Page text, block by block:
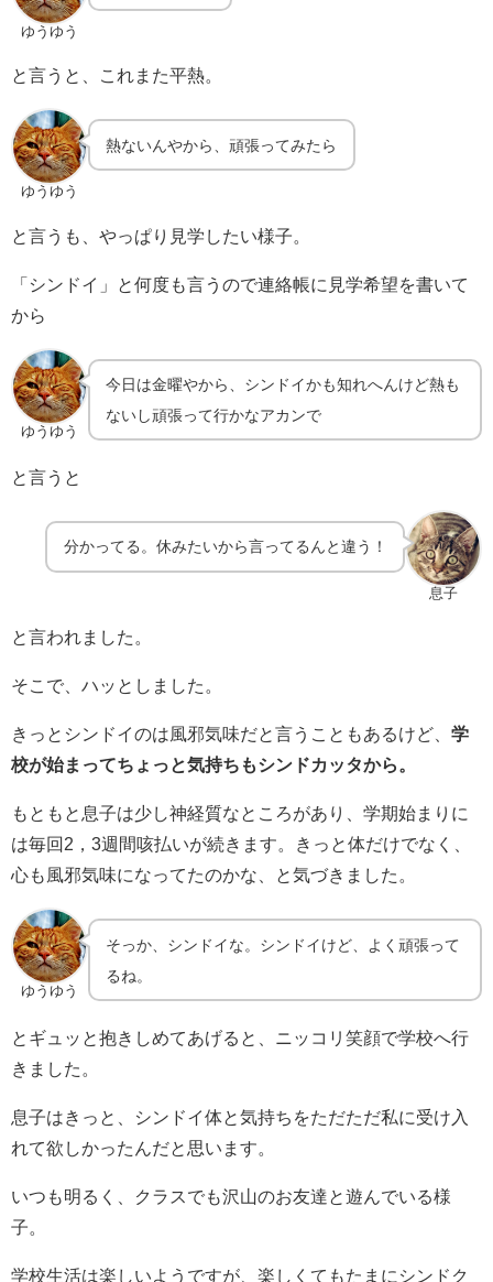
ゆうゆう
と言うと、これまた平熱。
ゆうゆう
熱ないんやから、頑張ってみたら
と言うも、やっぱり見学したい様子。
「シンドイ」と何度も言うので連絡帳に見学希望を書いて
から
ゆうゆう
今日は金曜やから、シンドイかも知れへんけど熱も
ないし頑張って行かなアカンで
と言うと
息子
分かってる。休みたいから言ってるんと違う！
と言われました。
そこで、ハッとしました。
きっとシンドイのは風邪気味だと言うこともあるけど、 学
校が始まってちょっと気持ちもシンドカッタから。
もともと息子は少し神経質なところがあり、学期始まりに
は毎回2，3週間咳払いが続きます。きっと体だけでなく、
心も風邪気味になってたのかな、と気づきました。
ゆうゆう
そっか、シンドイな。シンドイけど、よく頑張って
るね。
とギュッと抱きしめてあげると、ニッコリ笑顔で学校へ行
きました。
息子はきっと、シンドイ体と気持ちをただただ私に受け入
れて欲しかったんだと思います。
いつも明るく、クラスでも沢山のお友達と遊んでいる様
子。
学校生活は楽しいようですが、楽しくてもたまにシンドク